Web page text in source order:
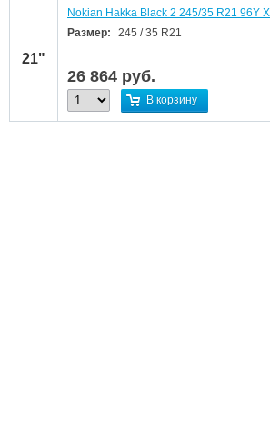
21"
Nokian Hakka Black 2 245/35 R21 96Y
Размер:
245 / 35 R21
26 864 руб.
В корзину